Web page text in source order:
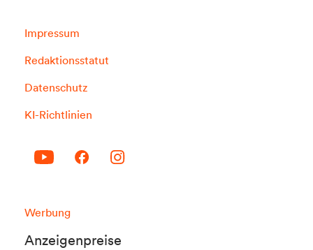
Impressum
Redaktionsstatut
Datenschutz
KI-Richtlinien
Werbung
Anzeigenpreise